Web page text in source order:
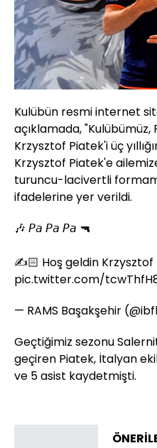
Kulübün resmi internet
açıklamada,
Krzysztof Piatek'i üç
Krzysztof Piatek'e
turuncu-lacivertli
ifadelerine yer verildi.
🎶 𝘗𝘢 𝘗𝘢 𝘗𝘢 🔫
✍️🏻 Hoş geldin Krzysztof
pic.twitter.com/
— RAMS Başakşehir
Geçtiğimiz sezonu
geçiren Piatek, İtalyan
ve 5 asist kaydetmişti.